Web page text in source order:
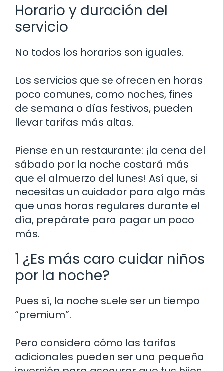
Horario y duración del
servicio
No todos los horarios son iguales.
Los servicios que se ofrecen en horas
poco comunes, como noches, fines
de semana o días festivos, pueden
llevar tarifas más altas.
Piense en un restaurante: ¡la cena del
sábado por la noche costará más
que el almuerzo del lunes! Así que, si
necesitas un cuidador para algo más
que unas horas regulares durante el
día, prepárate para pagar un poco
más.
1 ¿Es más caro cuidar niños
por la noche?
Pues sí, la noche suele ser un tiempo
“premium”.
Pero considera cómo las tarifas
adicionales pueden ser una pequeña